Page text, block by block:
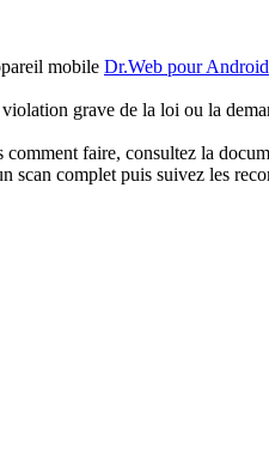
mobile Dr.Web pour Android
grave de la loi ou la
faire, consultez la
complet puis suivez les